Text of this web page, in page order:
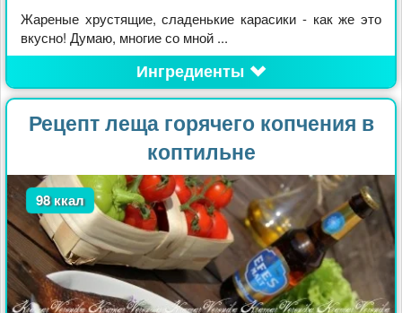
Жареные хрустящие, сладенькие карасики - как же это
вкусно! Думаю, многие со мной ...
Ингредиенты
Рецепт леща горячего копчения в
коптильне
98 ккал